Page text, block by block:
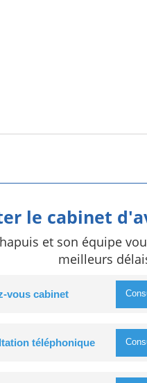
le cabinet
et son équipe
meilleurs
vous cabinet
téléphonique